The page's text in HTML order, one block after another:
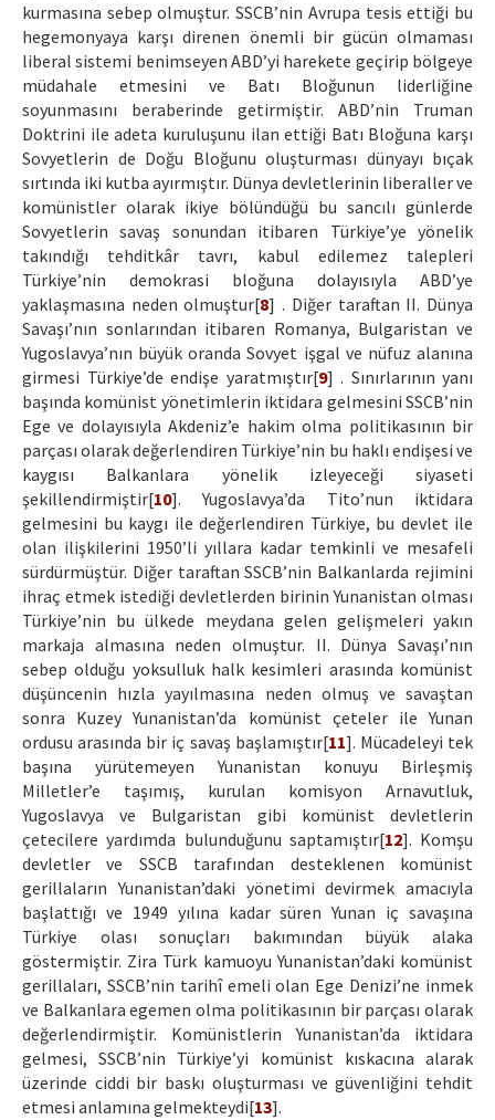
kurmasına sebep olmuştur. SSCB’nin Avrupa tesis ettiği bu
hegemonyaya karşı direnen önemli bir gücün olmaması
liberal sistemi benimseyen ABD’yi harekete geçirip bölgeye
müdahale etmesini ve Batı Bloğunun liderliğine
soyunmasını beraberinde getirmiştir. ABD’nin Truman
Doktrini ile adeta kuruluşunu ilan ettiği Batı Bloğuna karşı
Sovyetlerin de Doğu Bloğunu oluşturması dünyayı bıçak
sırtında iki kutba ayırmıştır. Dünya devletlerinin liberaller ve
komünistler olarak ikiye bölündüğü bu sancılı günlerde
Sovyetlerin savaş sonundan itibaren Türkiye’ye yönelik
takındığı tehditkâr tavrı, kabul edilemez talepleri
Türkiye’nin demokrasi bloğuna dolayısıyla ABD’ye
yaklaşmasına neden olmuştur[8] . Diğer taraftan II. Dünya
Savaşı’nın sonlarından itibaren Romanya, Bulgaristan ve
Yugoslavya’nın büyük oranda Sovyet işgal ve nüfuz alanına
girmesi Türkiye’de endişe yaratmıştır[9] . Sınırlarının yanı
başında komünist yönetimlerin iktidara gelmesini SSCB’nin
Ege ve dolayısıyla Akdeniz’e hakim olma politikasının bir
parçası olarak değerlendiren Türkiye’nin bu haklı endişesi ve
kaygısı Balkanlara yönelik izleyeceği siyaseti
şekillendirmiştir[10]. Yugoslavya’da Tito’nun iktidara
gelmesini bu kaygı ile değerlendiren Türkiye, bu devlet ile
olan ilişkilerini 1950’li yıllara kadar temkinli ve mesafeli
sürdürmüştür. Diğer taraftan SSCB’nin Balkanlarda rejimini
ihraç etmek istediği devletlerden birinin Yunanistan olması
Türkiye’nin bu ülkede meydana gelen gelişmeleri yakın
markaja almasına neden olmuştur. II. Dünya Savaşı’nın
sebep olduğu yoksulluk halk kesimleri arasında komünist
düşüncenin hızla yayılmasına neden olmuş ve savaştan
sonra Kuzey Yunanistan’da komünist çeteler ile Yunan
ordusu arasında bir iç savaş başlamıştır[11]. Mücadeleyi tek
başına yürütemeyen Yunanistan konuyu Birleşmiş
Milletler’e taşımış, kurulan komisyon Arnavutluk,
Yugoslavya ve Bulgaristan gibi komünist devletlerin
çetecilere yardımda bulunduğunu saptamıştır[12]. Komşu
devletler ve SSCB tarafından desteklenen komünist
gerillaların Yunanistan’daki yönetimi devirmek amacıyla
başlattığı ve 1949 yılına kadar süren Yunan iç savaşına
Türkiye olası sonuçları bakımından büyük alaka
göstermiştir. Zira Türk kamuoyu Yunanistan’daki komünist
gerillaları, SSCB’nin tarihî emeli olan Ege Denizi’ne inmek
ve Balkanlara egemen olma politikasının bir parçası olarak
değerlendirmiştir. Komünistlerin Yunanistan’da iktidara
gelmesi, SSCB’nin Türkiye’yi komünist kıskacına alarak
üzerinde ciddi bir baskı oluşturması ve güvenliğini tehdit
etmesi anlamına gelmekteydi[13].